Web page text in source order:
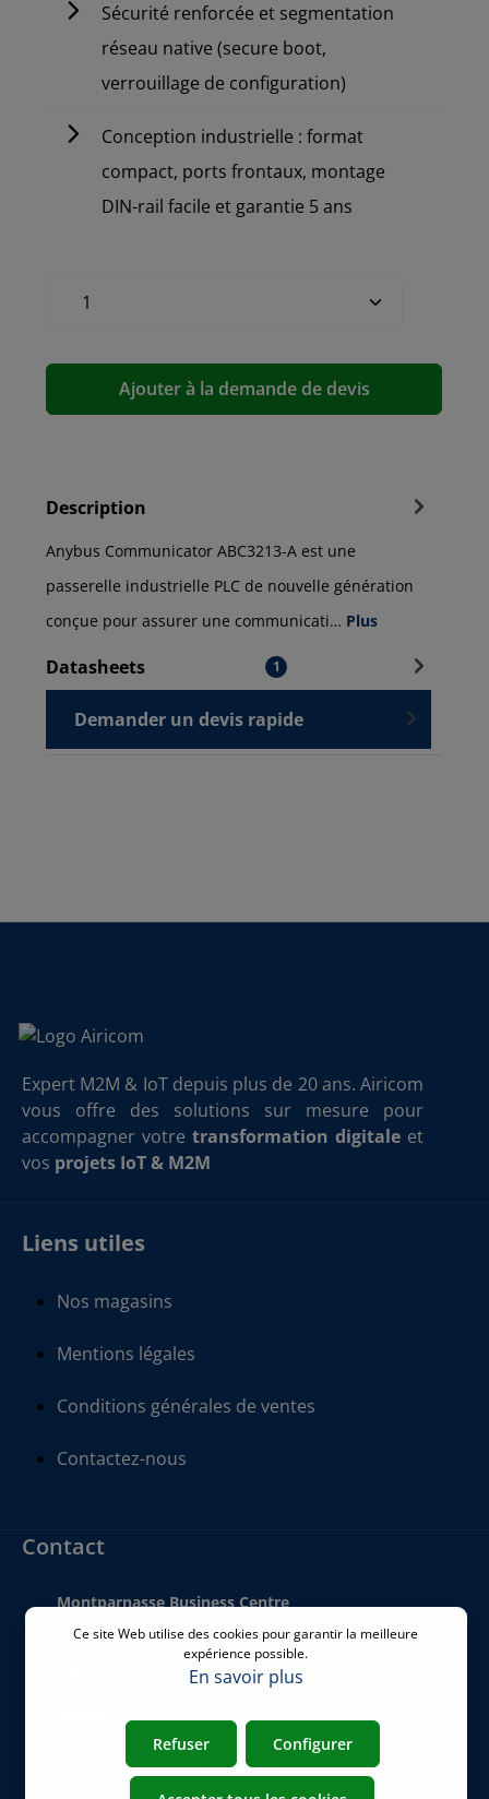
Sécurité renforcée et segmentation
réseau native (secure boot,
verrouillage de configuration)
Conception industrielle : format
compact, ports frontaux, montage
DIN-rail facile et garantie 5 ans
Ajouter à la demande de devis
Description
Anybus Communicator ABC3213-A est une
passerelle industrielle PLC de nouvelle génération
conçue pour assurer une communicati… Plus
Datasheets 1
Demander un devis rapide
Expert M2M & IoT depuis plus de 20 ans. Airicom
vous offre des solutions sur mesure pour
accompagner votre transformation digitale et
vos projets IoT & M2M
Liens utiles
Nos magasins
Mentions légales
Conditions générales de ventes
Contactez-nous
Contact
Montparnasse Business Centre
140 bis Rue de Rennes
Téléphone:+33 01 77 62 46 24
commercial@airicom.fr
Ce site Web utilise des cookies pour garantir la meilleure
expérience possible.
En savoir plus
Refuser Configurer